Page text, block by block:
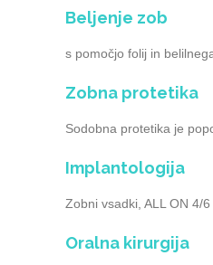
Beljenje zob
s pomočjo folij in
Zobna protetika
Sodobna protetika je
Implantologija
Zobni vsadki, ALL ON 4/
Oralna kirurgija